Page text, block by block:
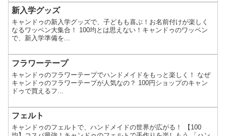
新入学グッズ
キャンドゥの新入学グッズで、子どもも喜ぶ！お名前付けが楽しく
なるワッペン大集合！ 100均とは思えない！キャンドゥのワッペン
で、新入学準備を...
フラワーテープ
キャンドゥのフラワーテープでハンドメイドをもっと楽しく！ なぜ
キャンドゥのフラワーテープが人気なの？ 100円ショップのキャン
ドゥで買えるフ...
フェルト
キャンドゥのフェルトで、ハンドメイドの世界が広がる！ 【100